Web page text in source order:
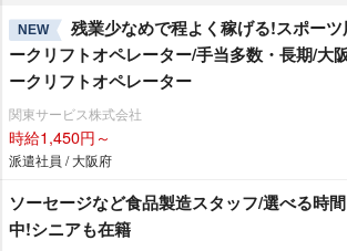
NEW
残業少なめで程よく稼げる!スポー
ークリフトオペレーター/手当多数・長期/大
ークリフトオペレーター
関東サービス株式会社
時給1,450円～
派遣社員 / 大阪府
ソーセージなど食品製造スタッフ/選べる時
中!シニアも在籍